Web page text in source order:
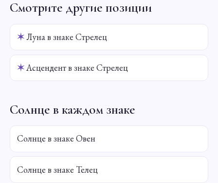
Смотрите другие позиции
✶Луна в знаке Стрелец
✶Асцендент в знаке Стрелец
Солнце в каждом знаке
Солнце в знаке Овен
Солнце в знаке Телец